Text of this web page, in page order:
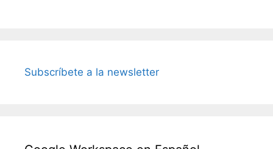
Subscríbete a la newsletter